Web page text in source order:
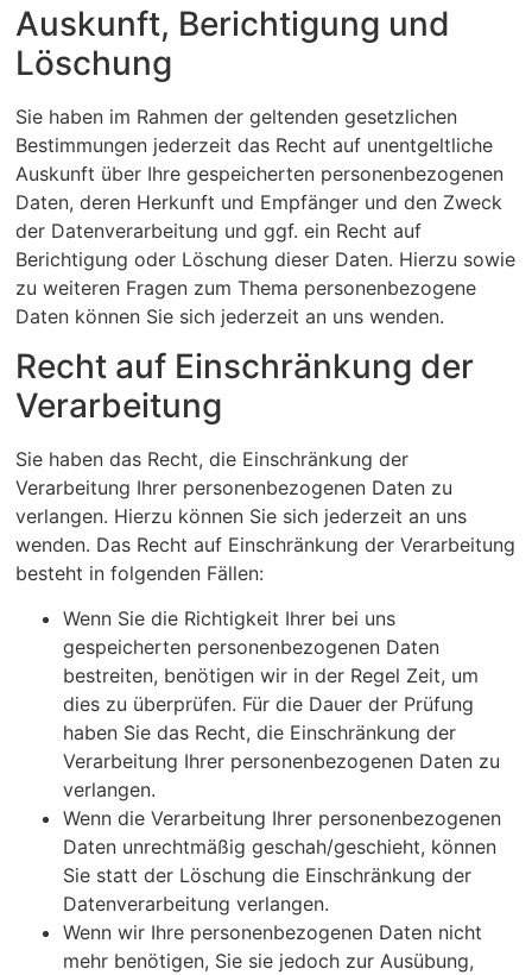
Auskunft, Berichtigung und
Löschung
Sie haben im Rahmen der geltenden gesetzlichen
Bestimmungen jederzeit das Recht auf unentgeltliche
Auskunft über Ihre gespeicherten personenbezogenen
Daten, deren Herkunft und Empfänger und den Zweck
der Datenverarbeitung und ggf. ein Recht auf
Berichtigung oder Löschung dieser Daten. Hierzu sowie
zu weiteren Fragen zum Thema personenbezogene
Daten können Sie sich jederzeit an uns wenden.
Recht auf Einschränkung der
Verarbeitung
Sie haben das Recht, die Einschränkung der
Verarbeitung Ihrer personenbezogenen Daten zu
verlangen. Hierzu können Sie sich jederzeit an uns
wenden. Das Recht auf Einschränkung der Verarbeitung
besteht in folgenden Fällen:
Wenn Sie die Richtigkeit Ihrer bei uns
gespeicherten personenbezogenen Daten
bestreiten, benötigen wir in der Regel Zeit, um
dies zu überprüfen. Für die Dauer der Prüfung
haben Sie das Recht, die Einschränkung der
Verarbeitung Ihrer personenbezogenen Daten zu
verlangen.
Wenn die Verarbeitung Ihrer personenbezogenen
Daten unrechtmäßig geschah/geschieht, können
Sie statt der Löschung die Einschränkung der
Datenverarbeitung verlangen.
Wenn wir Ihre personenbezogenen Daten nicht
mehr benötigen, Sie sie jedoch zur Ausübung,